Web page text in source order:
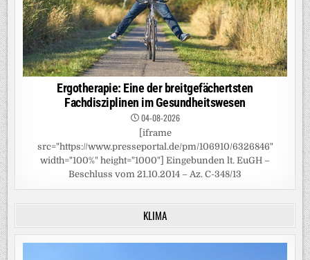
Ergotherapie: Eine der breitgefächertsten
Fachdisziplinen im Gesundheitswesen
04-08-2026
[iframe
src="https://www.presseportal.de/pm/106910/6326846"
width="100%" height="1000"] Eingebunden lt. EuGH –
Beschluss vom 21.10.2014 – Az. C-348/13
KLIMA